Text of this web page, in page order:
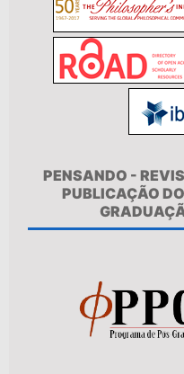
PENSANDO -
PUBLICAÇÃO